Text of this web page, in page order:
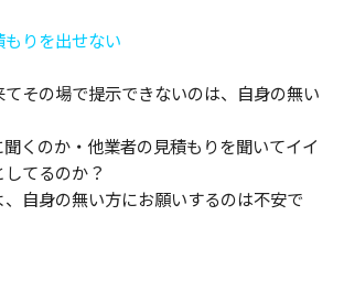
りを出せない
の場で提示できないのは、自身の無い
のか・他業者の見積もりを聞いてイイ
てるのか？
自身の無い方にお願いするのは不安で